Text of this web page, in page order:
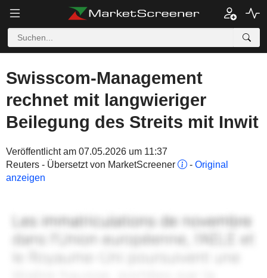
Swisscom-Management
rechnet mit langwieriger
Beilegung des Streits mit Inwit
Veröffentlicht am 07.05.2026 um 11:37
Reuters - Übersetzt von MarketScreener
- Original
anzeigen